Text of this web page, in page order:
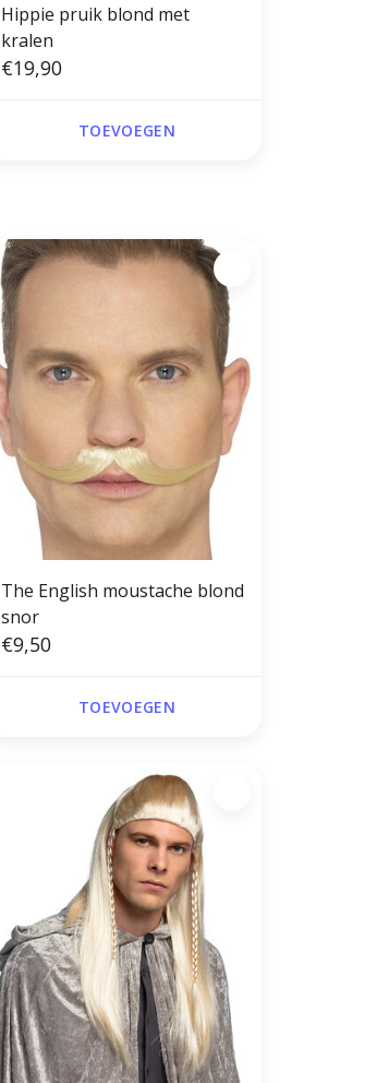
Hippie pruik blond met
kralen
€19,90
TOEVOEGEN
The English moustache blond
snor
€9,50
TOEVOEGEN